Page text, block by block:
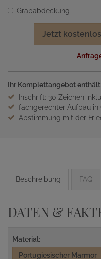
Grababdeckung
Jetzt
Ihr Komplettangebot enthält:
Inschrift: 30 Zeichen
fachgerechter Aufbau in
Abstimmung mit der
Beschreibung FAQ
DATEN &
Material:
Portugiesischer Marmor